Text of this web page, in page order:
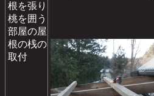
根を張り
桃を囲う
部屋の屋
根の桟の
取付